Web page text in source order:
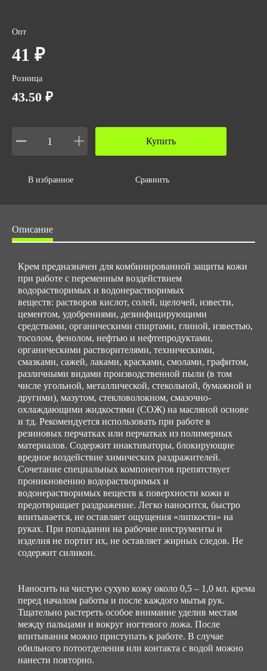
Опт
41 ₽
Розница
43.50 ₽
Купить
В избранное Сравнить
Описание
Крем предназначен для комбинированной защиты кожи
при работе с переменным воздействием
водорастворимых и водонерастворимых
веществ: растворов кислот, солей, щелочей, извести,
цементом, удобрениями, дезинфицирующими
средствами, органическими спиртами, глиной, известью,
тосолом, фенолом, нефтью и нефтепродуктами,
органическими растворителями, техническими,
смазками, сажей, лаками, красками, смолами, графитом,
различными видами производственной пыли (в том
числе угольной, металлической, стекольной, бумажной и
другими), мазутом, стекловолокном, смазочно-
охлаждающими жидкостями (СОЖ) на масляной основе
и тд. Рекомендуется использовать при работе в
резиновых перчатках или перчатках из полимерных
материалов. Содержит инактиваторы, блокирующие
вредное воздействие химических раздражителей.
Сочетание специальных компонентов препятствует
проникновению водорастворимых и
водонерастворимых веществ к поверхности кожи и
предотвращает раздражение. Легко наносится, быстро
впитывается, не оставляет ощущения «липкости» на
руках. При попадании на рабочие инструменты и
изделия не портит их, не оставляет жирных следов. Не
содержит силикон.
Наносить на чистую сухую кожу около 0,5 – 1,0 мл. крема
перед началом работы и после каждого мытья рук.
Тщательно растереть особое внимание уделив местам
между пальцами и вокруг ногтевого ложа. После
впитывания можно приступать к работе. В случае
обильного потоотделения или контакта с водой можно
нанести повторно.